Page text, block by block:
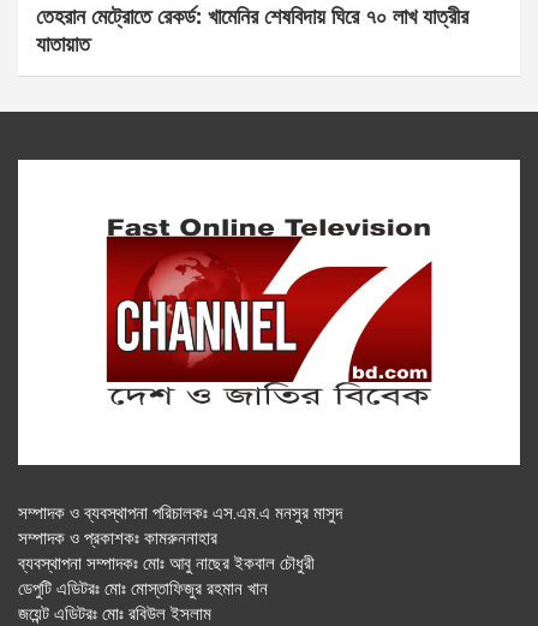
তেহরান মেট্রোতে রেকর্ড: খামেনির শেষবিদায় ঘিরে ৭০ লাখ যাত্রীর
যাতায়াত
সম্পাদক ও ব্যবস্থাপনা পরিচালকঃ এস.এম.এ মনসুর মাসুদ
সম্পাদক ও প্রকাশকঃ কামরুননাহার
ব্যবস্থাপনা সম্পাদকঃ মোঃ আবু নাছের ইকবাল চৌধুরী
ডেপুটি এডিটরঃ মোঃ মোস্তাফিজুর রহমান খান
জয়েন্ট এডিটরঃ মোঃ রবিউল ইসলাম